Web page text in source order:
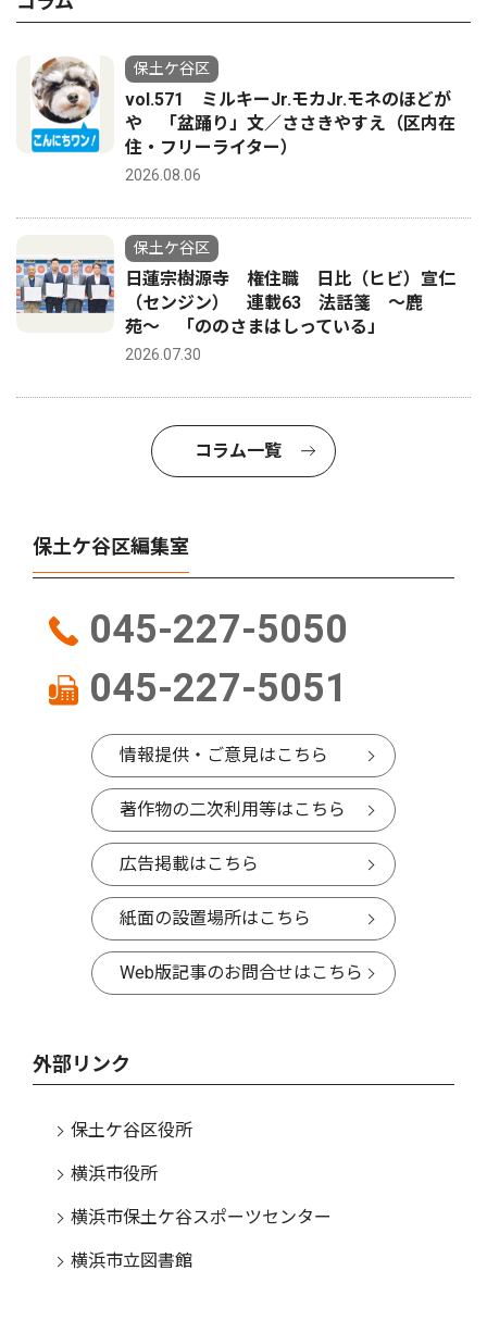
保土ケ谷区
vol.571 ミルキーJr.モカJr.モネのほどが
や 「盆踊り」文／ささきやすえ（区内在
住・フリーライター）
2026.08.06
保土ケ谷区
日蓮宗樹源寺 権住職 日比（ヒビ）宣仁
（センジン） 連載63 法話箋 〜鹿
苑〜 「ののさまはしっている」
2026.07.30
コラム一覧
保土ケ谷区編集室
045-227-5050
045-227-5051
情報提供・ご意見はこちら
著作物の二次利用等はこちら
広告掲載はこちら
紙面の設置場所はこちら
Web版記事のお問合せはこちら
外部リンク
保土ケ谷区役所
横浜市役所
横浜市保土ケ谷スポーツセンター
横浜市立図書館